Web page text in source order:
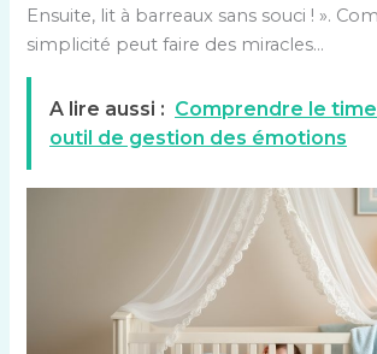
Ensuite, lit à barreaux sans souci ! ».
simplicité peut faire des miracles…
A lire aussi : Comprendre le
outil de gestion des émotions